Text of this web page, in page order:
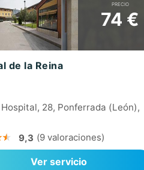
PRECIO
74 €
de la Reina
28, Ponferrada (León),
9,3 (9 valoraciones)
Ver servicio